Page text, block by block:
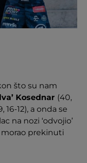
što su nam
Kosednar (40,
16-12), a onda se
na nozi ‘odvojio’
morao prekinuti